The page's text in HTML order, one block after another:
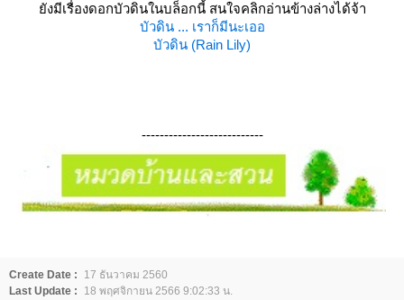
ังมีเรื่องดอกบัวดินในบล็อกนี้ สนใจคลิกอ่านข้างล่างได้จ้า
บัวดิน ... เราก็มีนะเออ
บัวดิน (Rain Lily)
---------------------------
Create Date :
17 ธันวาคม 2560
Last Update :
18 พฤศจิกายน 2566 9:02:33 น.